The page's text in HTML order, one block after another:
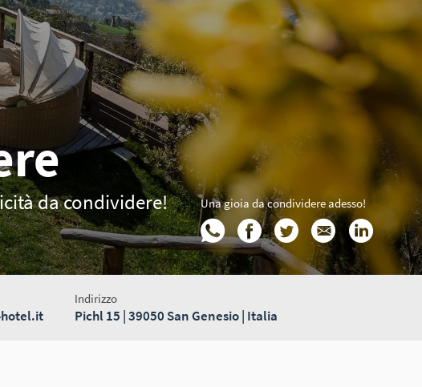
da condividere! Una gioia da condividere adesso!
Indirizzo
Pichl 15 | 39050 San Genesio | Italia